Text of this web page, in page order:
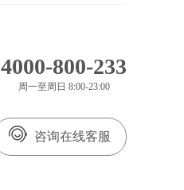
4000-800-233
周一至周日 8:00-23:00
咨询在线客服